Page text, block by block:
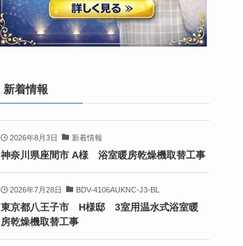
新着情報
2026年8月3日 新着情報
神奈川県座間市 A様 浴室暖房乾燥機取替工事
2026年7月28日 BDV-4106AUKNC-J3-BL
東京都八王子市 H様邸 3室用温水式浴室暖
房乾燥機取替工事